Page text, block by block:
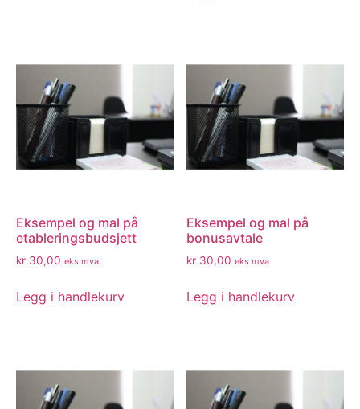
Eksempel og mal på
etableringsbudsjett
kr 30,00 eks mva
Legg i handlekurv
Eksempel og mal på
bonusavtale
kr 30,00 eks mva
Legg i handlekurv